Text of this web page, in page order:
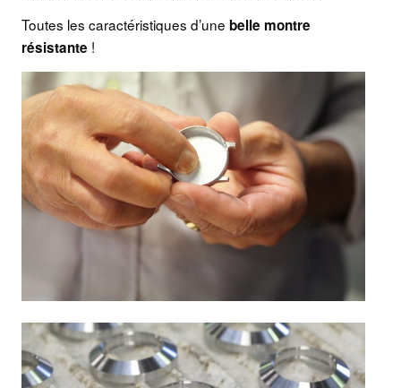
Toutes les caractéristiques d’une belle montre
résistante !